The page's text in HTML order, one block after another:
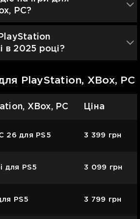
PC?
в 2025 році?
для PlayStation, XBox, PC
XBox, PC Ціна
26 для PS5 3 399 грн
для PS5 3 099 грн
PS5 3 799 грн